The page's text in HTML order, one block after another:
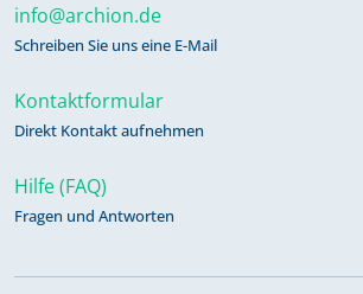
Trendel
Ursheim
Westheim (Dek. Heidenheim)
Windischhausen
info@archion.de
Schreiben Sie uns eine E-Mail
Kontaktformular
Direkt Kontakt aufnehmen
Hilfe (FAQ)
Fragen und Antworten